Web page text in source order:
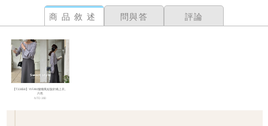
商品敘述 問與答 評論